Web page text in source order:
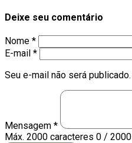
Deixe seu comentário
Nome *
E-mail *
Seu e-mail não será publicado.
Mensagem *
Máx. 2000 caracteres 0 / 2000